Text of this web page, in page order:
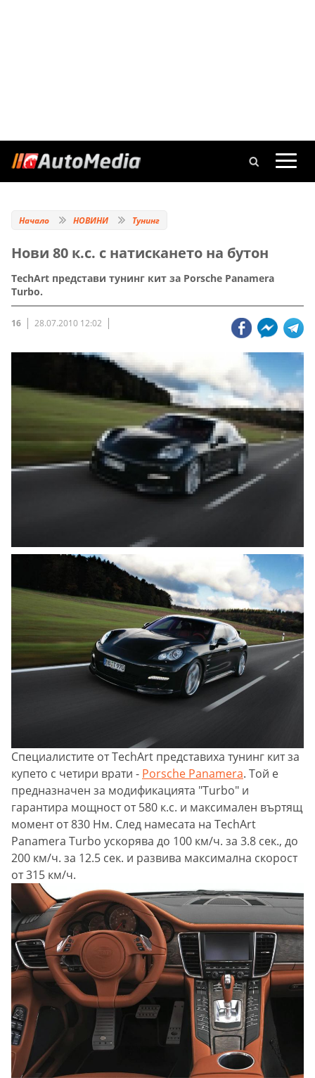
Начало НОВИНИ Тунинг
Нови 80 к.с. с натискането на бутон
TechArt представи тунинг кит за Porsche Panamera
Turbo.
16 28.07.2010 12:02
Специалистите от TechArt представиха тунинг кит за
купето с четири врати - Porsche Panamera. Той е
предназначен за модификацията "Turbo" и
гарантира мощност от 580 к.с. и максимален въртящ
момент от 830 Нм. След намесата на TechArt
Panamera Turbo ускорява до 100 км/ч. за 3.8 сек., до
200 км/ч. за 12.5 сек. и развива максимална скорост
от 315 км/ч.